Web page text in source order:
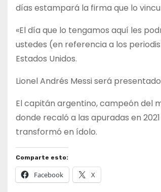
días estampará la firma que lo
«El día que lo tengamos aquí les
ustedes (en referencia a los
Estados Unidos.
Lionel Andrés Messi será
El capitán argentino, campeón del
donde recaló a las apuradas en
transformó en ídolo.
Comparte esto:
Facebook X